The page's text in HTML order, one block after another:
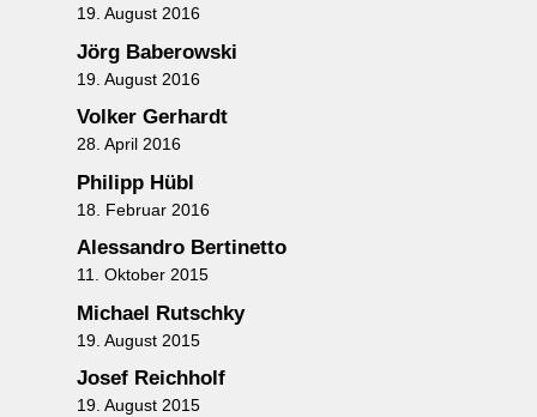
19. August 2016
Jörg Baberowski
19. August 2016
Volker Gerhardt
28. April 2016
Philipp Hübl
18. Februar 2016
Alessandro Bertinetto
11. Oktober 2015
Michael Rutschky
19. August 2015
Josef Reichholf
19. August 2015